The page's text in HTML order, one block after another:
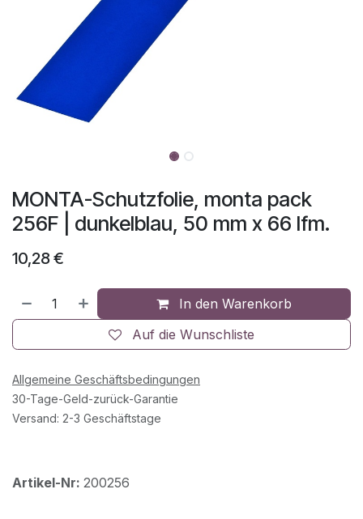
MONTA-Schutzfolie, monta pack
256F | dunkelblau, 50 mm x 66 lfm.
10,28€
In den Warenkorb
Auf die Wunschliste
Allgemeine Geschäftsbedingungen
30-Tage-Geld-zurück-Garantie
Versand: 2-3 Geschäftstage
Artikel-Nr: 200256